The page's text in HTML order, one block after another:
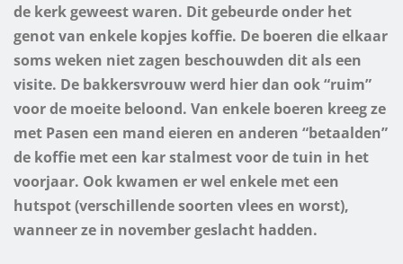
de kerk geweest waren. Dit gebeurde onder het
genot van enkele kopjes koffie. De boeren die elkaar
soms weken niet zagen beschouwden dit als een
visite. De bakkersvrouw werd hier dan ook “ruim”
voor de moeite beloond. Van enkele boeren kreeg ze
met Pasen een mand eieren en anderen “betaalden”
de koffie met een kar stalmest voor de tuin in het
voorjaar. Ook kwamen er wel enkele met een
hutspot (verschillende soorten vlees en worst),
wanneer ze in november geslacht hadden.